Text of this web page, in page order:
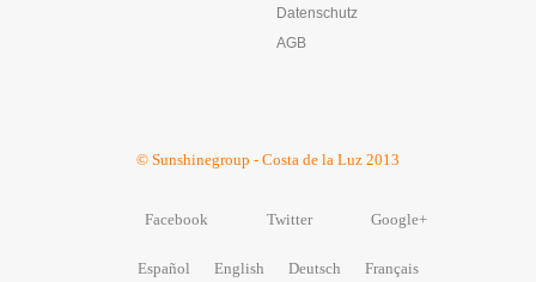
Datenschutz
AGB
© Sunshinegroup - Costa de la Luz 2013
Facebook Twitter Google+
Español English Deutsch Français